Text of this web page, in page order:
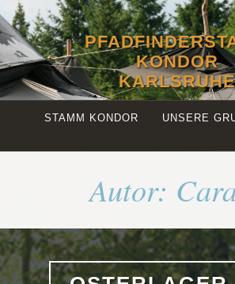
Zum
Inhalt
springen
KONDOR
KARLSRUHE
STAMM KONDOR UNSERE
Autor: